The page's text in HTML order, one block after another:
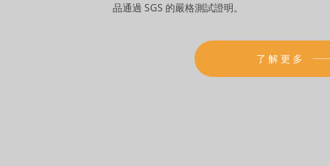
品通過 SGS 的嚴格測試證明。
了解更多